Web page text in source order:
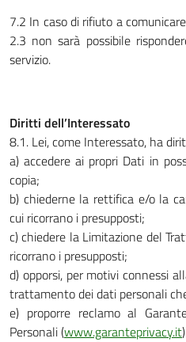
7.2 In caso di rifiuto a
2.3 non sarà possibile
servizio.
Diritti dell’Interessato
8.1. Lei, come Interessato, ha
a) accedere ai propri Dati in
copia;
b) chiederne la rettifica e/o la
cui ricorrano i presupposti;
c) chiedere la Limitazione del
ricorrano i presupposti;
d) opporsi, per motivi connessi
trattamento dei dati personali
e) proporre reclamo al
Personali (www.garanteprivacy.it